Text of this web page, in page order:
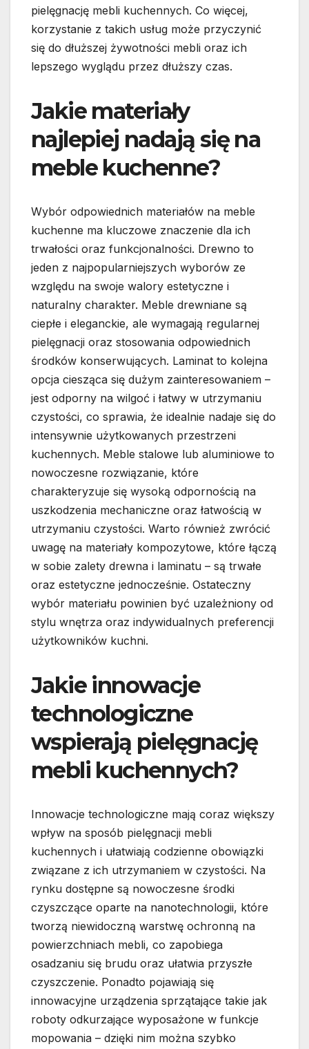
pielęgnację mebli kuchennych. Co więcej,
korzystanie z takich usług może przyczynić
się do dłuższej żywotności mebli oraz ich
lepszego wyglądu przez dłuższy czas.
Jakie materiały
najlepiej nadają się na
meble kuchenne?
Wybór odpowiednich materiałów na meble
kuchenne ma kluczowe znaczenie dla ich
trwałości oraz funkcjonalności. Drewno to
jeden z najpopularniejszych wyborów ze
względu na swoje walory estetyczne i
naturalny charakter. Meble drewniane są
ciepłe i eleganckie, ale wymagają regularnej
pielęgnacji oraz stosowania odpowiednich
środków konserwujących. Laminat to kolejna
opcja ciesząca się dużym zainteresowaniem –
jest odporny na wilgoć i łatwy w utrzymaniu
czystości, co sprawia, że idealnie nadaje się do
intensywnie użytkowanych przestrzeni
kuchennych. Meble stalowe lub aluminiowe to
nowoczesne rozwiązanie, które
charakteryzuje się wysoką odpornością na
uszkodzenia mechaniczne oraz łatwością w
utrzymaniu czystości. Warto również zwrócić
uwagę na materiały kompozytowe, które łączą
w sobie zalety drewna i laminatu – są trwałe
oraz estetyczne jednocześnie. Ostateczny
wybór materiału powinien być uzależniony od
stylu wnętrza oraz indywidualnych preferencji
użytkowników kuchni.
Jakie innowacje
technologiczne
wspierają pielęgnację
mebli kuchennych?
Innowacje technologiczne mają coraz większy
wpływ na sposób pielęgnacji mebli
kuchennych i ułatwiają codzienne obowiązki
związane z ich utrzymaniem w czystości. Na
rynku dostępne są nowoczesne środki
czyszczące oparte na nanotechnologii, które
tworzą niewidoczną warstwę ochronną na
powierzchniach mebli, co zapobiega
osadzaniu się brudu oraz ułatwia przyszłe
czyszczenie. Ponadto pojawiają się
innowacyjne urządzenia sprzątające takie jak
roboty odkurzające wyposażone w funkcje
mopowania – dzięki nim można szybko